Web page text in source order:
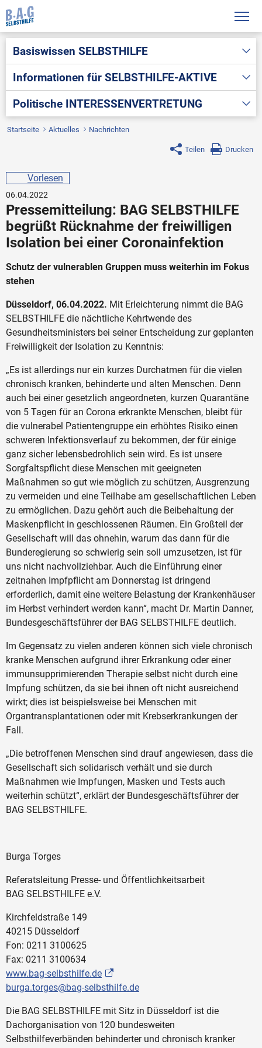
Basiswissen SELBSTHILFE
Informationen für SELBSTHILFE-AKTIVE
Politische INTERESSENVERTRETUNG
Startseite Aktuelles Nachrichten
Teilen Drucken
Vorlesen
06.04.2022
Pressemitteilung: BAG SELBSTHILFE
begrüßt Rücknahme der freiwilligen
Isolation bei einer Coronainfektion
Schutz der vulnerablen Gruppen muss weiterhin im Fokus
stehen
Düsseldorf, 06.04.2022. Mit Erleichterung nimmt die BAG
SELBSTHILFE die nächtliche Kehrtwende des
Gesundheitsministers bei seiner Entscheidung zur geplanten
Freiwilligkeit der Isolation zu Kenntnis:
„Es ist allerdings nur ein kurzes Durchatmen für die vielen
chronisch kranken, behinderte und alten Menschen. Denn
auch bei einer gesetzlich angeordneten, kurzen Quarantäne
von 5 Tagen für an Corona erkrankte Menschen, bleibt für
die vulnerabel Patientengruppe ein erhöhtes Risiko einen
schweren Infektionsverlauf zu bekommen, der für einige
ganz sicher lebensbedrohlich sein wird. Es ist unsere
Sorgfaltspflicht diese Menschen mit geeigneten
Maßnahmen so gut wie möglich zu schützen, Ausgrenzung
zu vermeiden und eine Teilhabe am gesellschaftlichen Leben
zu ermöglichen. Dazu gehört auch die Beibehaltung der
Maskenpflicht in geschlossenen Räumen. Ein Großteil der
Gesellschaft will das ohnehin, warum das dann für die
Bunderegierung so schwierig sein soll umzusetzen, ist für
uns nicht nachvollziehbar. Auch die Einführung einer
zeitnahen Impfpflicht am Donnerstag ist dringend
erforderlich, damit eine weitere Belastung der Krankenhäuser
im Herbst verhindert werden kann“, macht Dr. Martin Danner,
Bundesgeschäftsführer der BAG SELBSTHILFE deutlich.
Im Gegensatz zu vielen anderen können sich viele chronisch
kranke Menschen aufgrund ihrer Erkrankung oder einer
immunsupprimierenden Therapie selbst nicht durch eine
Impfung schützen, da sie bei ihnen oft nicht ausreichend
wirkt; dies ist beispielsweise bei Menschen mit
Organtransplantationen oder mit Krebserkrankungen der
Fall.
„Die betroffenen Menschen sind drauf angewiesen, dass die
Gesellschaft sich solidarisch verhält und sie durch
Maßnahmen wie Impfungen, Masken und Tests auch
weiterhin schützt“, erklärt der Bundesgeschäftsführer der
BAG SELBSTHILFE.
Burga Torges
Referatsleitung Presse- und Öffentlichkeitsarbeit
BAG SELBSTHILFE e.V.
Kirchfeldstraße 149
40215 Düsseldorf
Fon: 0211 3100625
Fax: 0211 3100634
www.bag-selbsthilfe.de
burga.torges@bag-selbsthilfe.de
Die BAG SELBSTHILFE mit Sitz in Düsseldorf ist die
Dachorganisation von 120 bundesweiten
Selbsthilfeverbänden behinderter und chronisch kranker